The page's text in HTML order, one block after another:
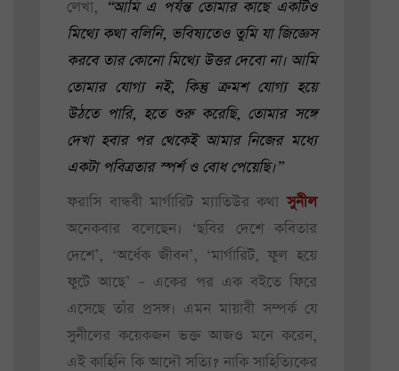
লেখা, “আমি এ পর্যন্ত তোমার কাছে একটিও
মিথ্যে কথা বলিনি, ভবিষ্যতেও তুমি যা জিজ্ঞেস
করবে তার কোনো মিথ্যে উত্তর দেবো না। আমি
তোমার যোগ্য নই, কিন্তু ক্রমশ যোগ্য হয়ে
উঠতে পারি, হতে শুরু করেছি, তোমার সঙ্গে
দেখা হবার পর থেকেই আমার নিজের মধ্যে
একটা পবিত্রতার স্পর্শ ও বোধ পেয়েছি।”
ফরাসি বান্ধবী মার্গারিট ম্যাতিউর কথাসুনীল
অনেকবার বলেছেন। ‘ছবির দেশে কবিতার
দেশে’, ‘অর্ধেক জীবন’, ‘মার্গারিট, ফুল হয়ে
ফুটে আছে’ – একের পর এক বইতে ফিরে
এসেছে তাঁর প্রসঙ্গ। এমন মায়াবী সম্পর্ক যে
সুনীলের কয়েকজন ভক্ত আজও মনে করেন,
এই কাহিনি কি আদৌ সত্যি? নাকি সাহিত্যিকের